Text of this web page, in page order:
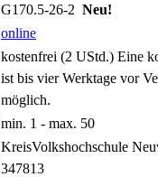
G170.5-26-2 Neu!
online
kostenfrei (2 UStd.) Eine
ist bis vier Werktage vor
möglich.
min. 1 - max. 50
KreisVolkshochschule
347813